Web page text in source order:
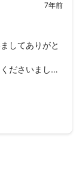
7年前
してありがと
ださいまして